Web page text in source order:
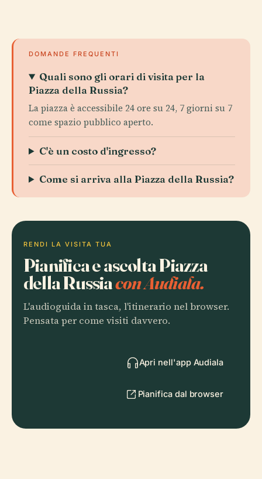
DOMANDE FREQUENTI
Quali sono gli orari di visita per la
Piazza della Russia?
La piazza è accessibile 24 ore su 24, 7 giorni su 7
come spazio pubblico aperto.
C'è un costo d'ingresso?
Come si arriva alla Piazza della Russia?
RENDI LA VISITA TUA
Pianifica e ascolta Piazza
della Russiacon Audiala.
L'audioguida in tasca, l'itinerario nel browser.
Pensata per come visiti davvero.
Apri nell'app Audiala
Pianifica dal browser